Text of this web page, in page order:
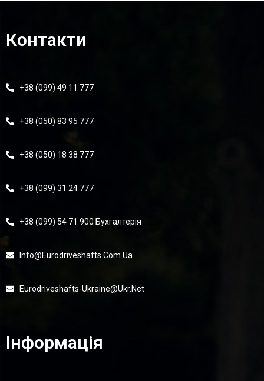
Контакти
+38 (099) 49 11 777
+38 (050) 83 95 777
+38 (050) 18 38 777
+38 (099) 31 24 777
+38 (099) 54 71 900 Бухгалтерія
Info@eurodriveshafts.com.ua
Eurodriveshafts-Ukraine@ukr.net
Інформація